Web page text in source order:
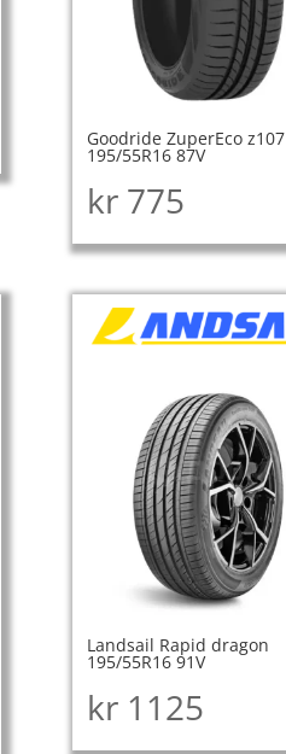
Goodride ZuperEco z107
195/55R16 87V
kr775
Landsail Rapid dragon
195/55R16 91V
kr1125